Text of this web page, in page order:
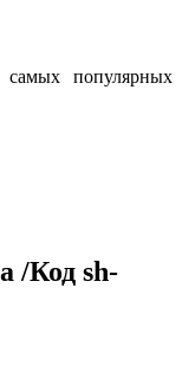
популярных
/Код sh-